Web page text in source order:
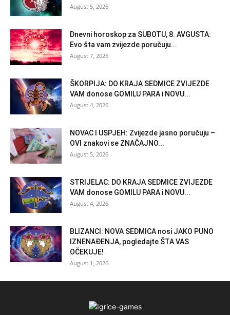
August 5, 2026
Dnevni horoskop za SUBOTU, 8. AVGUSTA:
Evo šta vam zvijezde poručuju...
August 7, 2026
ŠKORPIJA: DO KRAJA SEDMICE ZVIJEZDE
VAM donose GOMILU PARA i NOVU...
August 4, 2026
NOVAC I USPJEH: Zvijezde jasno poručuju –
OVI znakovi se ZNAČAJNO...
August 5, 2026
STRIJELAC: DO KRAJA SEDMICE ZVIJEZDE
VAM donose GOMILU PARA i NOVU...
August 4, 2026
BLIZANCI: NOVA SEDMICA nosi JAKO PUNO
IZNENAĐENJA, pogledajte ŠTA VAS
OČEKUJE!
August 1, 2026